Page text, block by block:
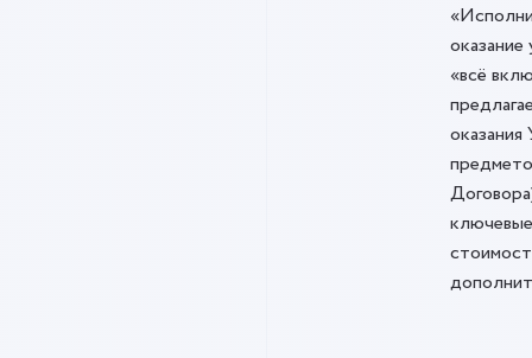
оказание
«всё
оказания